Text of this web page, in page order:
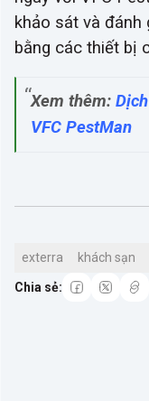
khảo sát và đánh
bằng các thiết bị
Xem thêm:
VFC PestMan
exterra khách sạn